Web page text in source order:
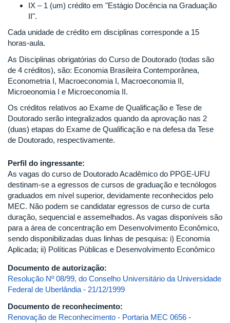
IX – 1 (um) crédito em "Estágio Docência na Graduação
II".
Cada unidade de crédito em disciplinas corresponde a 15
horas-aula.
As Disciplinas obrigatórias do Curso de Doutorado (todas são
de 4 créditos), são: Economia Brasileira Contemporânea,
Econometria I, Macroeconomia I, Macroeconomia II,
Microeonomia I e Microeconomia II.
Os créditos relativos ao Exame de Qualificação e Tese de
Doutorado serão integralizados quando da aprovação nas 2
(duas) etapas do Exame de Qualificação e na defesa da Tese
de Doutorado, respectivamente.
Perfil do ingressante:
As vagas do curso de Doutorado Acadêmico do PPGE-UFU
destinam-se a egressos de cursos de graduação e tecnólogos
graduados em nível superior, devidamente reconhecidos pelo
MEC. Não podem se candidatar egressos de curso de curta
duração, sequencial e assemelhados. As vagas disponíveis são
para a área de concentração em Desenvolvimento Econômico,
sendo disponibilizadas duas linhas de pesquisa: i) Economia
Aplicada; ii) Políticas Públicas e Desenvolvimento Econômico
Documento de autorização:
Resolução Nº 08/99, do Conselho Universitário da Universidade
Federal de Uberlândia - 21/12/1999
Documento de reconhecimento:
Renovação de Reconhecimento - Portaria MEC 0656 -